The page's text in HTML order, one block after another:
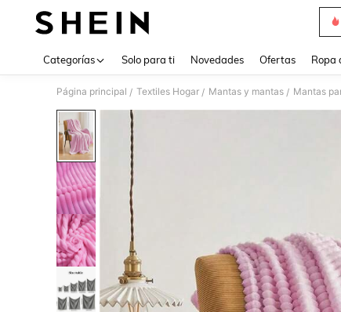
Categorías Solo para ti Novedades Ofertas Ropa
Página principal / Textiles Hogar / Mantas y mantas / Mantas